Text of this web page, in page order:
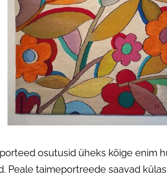
osutusid üheks kõige enim
Peale taimeportreede saavad